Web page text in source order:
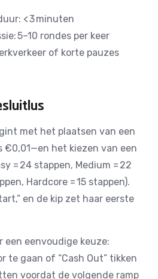
< 3 minuten
5–10 rondes per keer
of korte pauzes
met het plaatsen van een
€0,01—en het kiezen van een
= 24 stappen, Medium = 22
Hardcore = 15 stappen).
en de kip zet haar eerste
een eenvoudige keuze:
te gaan of “Cash Out” tikken
voordat de volgende ramp